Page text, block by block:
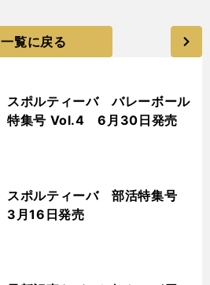
一覧に戻る
スポルティーバ バレーボール
特集号 Vol.4 6月30日発売
スポルティーバ 部活特集号
3月16日発売